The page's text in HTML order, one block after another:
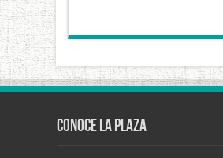
Conoce La Plaza